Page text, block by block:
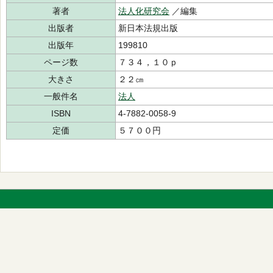
著者 法人化研究会 ／編集
出版者
新日本法規出版
出版年
199810
ページ数
７３４，１０ｐ
大きさ
２２㎝
一般件名
法人
ISBN
4-7882-0058-9
定価
５７００円